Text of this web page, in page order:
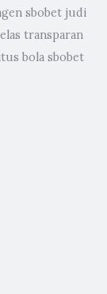
sbobet judi
transparan
bola sbobet